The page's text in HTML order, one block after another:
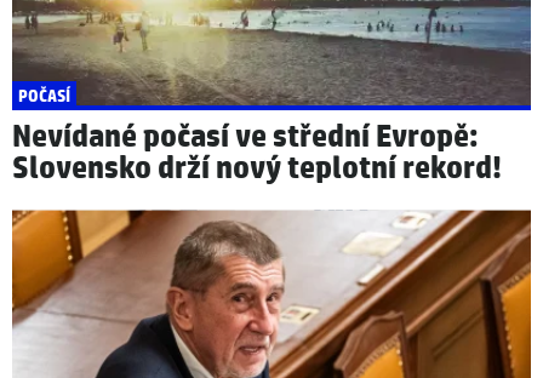
POČASÍ
Nevídané počasí ve střední Evropě:
Slovensko drží nový teplotní rekord!